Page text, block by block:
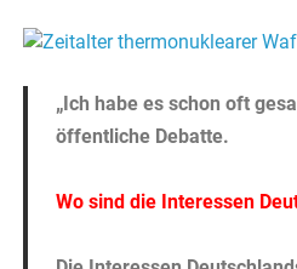
„Ich habe es schon oft
öffentliche Debatte.
Wo sind die Interessen